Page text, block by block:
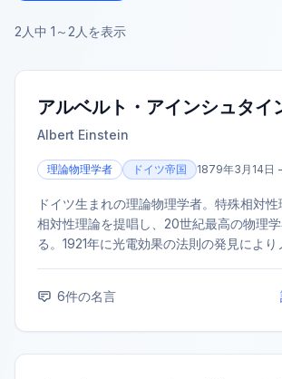
2 人中 1 ～ 2 人を表示
アルベルト・アインシュタイ
Albert Einstein
理論物理学者 ドイツ帝国 1879年3月14日
ドイツ生まれの理論物理学者。特殊相対
相対性理論を提唱し、20世紀最高の物理
る。1921年に光電効果の法則の発見により
6件の名言